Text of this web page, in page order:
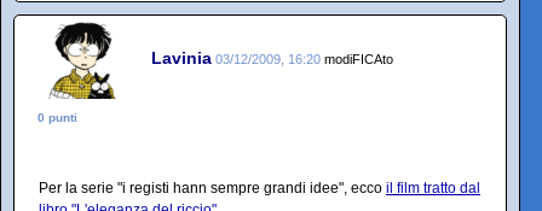
Lavinia 03/12/2009, 16:20 modiFICAto
0 punti
Per la serie "i registi hann sempre grandi idee", ecco il film tratto dal